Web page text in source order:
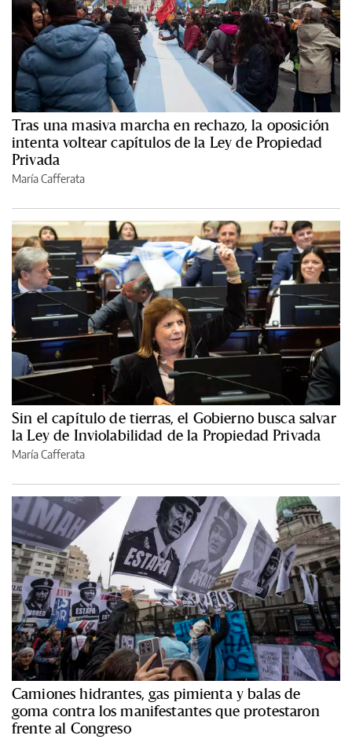
Tras una masiva marcha en rechazo, la oposición
intenta voltear capítulos de la Ley de Propiedad
Privada
María Cafferata
Sin el capítulo de tierras, el Gobierno busca salvar
la Ley de Inviolabilidad de la Propiedad Privada
María Cafferata
Camiones hidrantes, gas pimienta y balas de
goma contra los manifestantes que protestaron
frente al Congreso